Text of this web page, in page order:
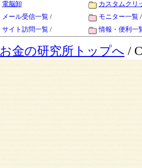
電脳卸
カスタムクリ
メール受信一覧 / モニター一覧 /
サイト訪問一覧 / 情報・便利一
お金の研究所トップへ /